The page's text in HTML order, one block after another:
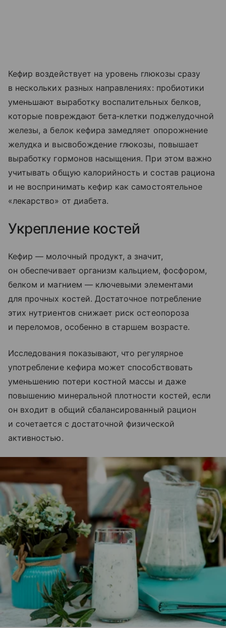
Кефир воздействует на уровень глюкозы сразу
в нескольких разных направлениях: пробиотики
уменьшают выработку воспалительных белков,
которые повреждают бета‑клетки поджелудочной
железы, а белок кефира замедляет опорожнение
желудка и высвобождение глюкозы, повышает
выработку гормонов насыщения. При этом важно
учитывать общую калорийность и состав рациона
и не воспринимать кефир как самостоятельное
«лекарство» от диабета.
Укрепление костей
Кефир — молочный продукт, а значит,
он обеспечивает организм кальцием, фосфором,
белком и магнием — ключевыми элементами
для прочных костей. Достаточное потребление
этих нутриентов снижает риск остеопороза
и переломов, особенно в старшем возрасте.
Исследования показывают, что регулярное
употребление кефира может способствовать
уменьшению потери костной массы и даже
повышению минеральной плотности костей, если
он входит в общий сбалансированный рацион
и сочетается с достаточной физической
активностью.